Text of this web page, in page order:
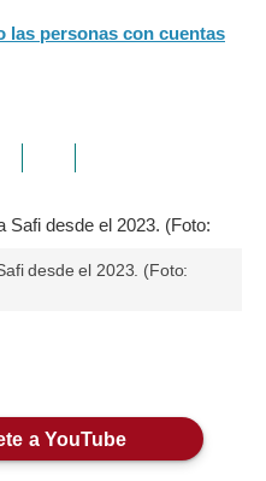
las personas con cuentas
desde el 2023. (Foto:
a YouTube